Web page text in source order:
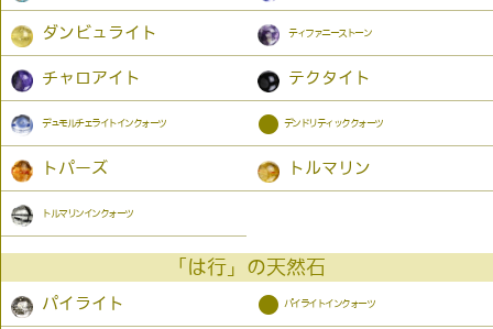
ダンビュライト ティファニーストーン
チャロアイト テクタイト
デュモルチェライトインクォーツ ● デンドリティッククォーツ
トパーズ トルマリン
トルマリンインクォーツ
「は行」の天然石
パイライト ● パイライトインクォーツ